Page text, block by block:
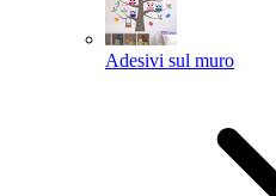
Adesivi sul muro